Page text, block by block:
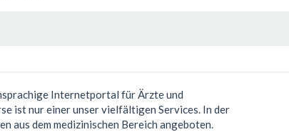
Internetportal für Ärzte und
ist nur einer unser vielfältigen Services. In der
aus dem medizinischen Bereich angeboten.